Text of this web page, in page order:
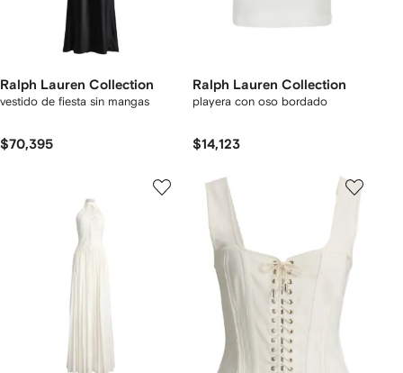
Ralph Lauren Collection
vestido de fiesta sin mangas
$70,395
Ralph Lauren Collection
playera con oso bordado
$14,123